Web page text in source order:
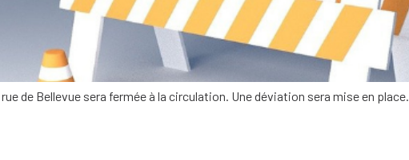
de Bellevue sera fermée à la circulation. Une déviation sera mise en place.